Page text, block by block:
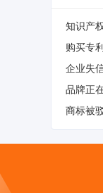
知识产
购买专
企业失
品牌正
商标被